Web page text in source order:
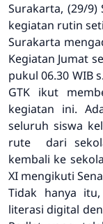
Surakarta, (29/9)
kegiatan rutin
Surakarta
Kegiatan Jumat
pukul 06.30 WIB
GTK ikut
kegiatan ini.
seluruh siswa
rute dari
kembali ke
XI mengikuti
Tidak hanya
literasi digital